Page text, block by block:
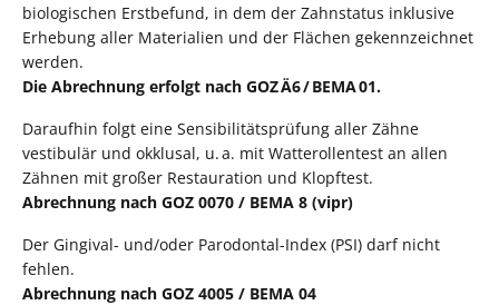
biologischen Erstbefund, in dem der Zahnstatus inklusive
Erhebung aller Materialien und der Flächen gekennzeichnet
werden.
Die Abrechnung erfolgt nach GOZ Ä6 / BEMA 01.
Daraufhin folgt eine Sensibilitätsprüfung aller Zähne
vestibulär und okklusal, u. a. mit Watterollentest an allen
Zähnen mit großer Restauration und Klopftest.
Abrechnung nach GOZ 0070 / BEMA 8 (vipr)
Der Gingival- und/oder Parodontal-Index (PSI) darf nicht
fehlen.
Abrechnung nach GOZ 4005 / BEMA 04